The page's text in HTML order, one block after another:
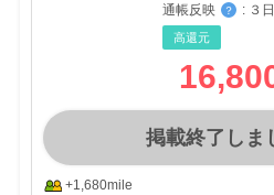
通帳反映
？ : ３
高還元
掲載終了しま
+1,680mile